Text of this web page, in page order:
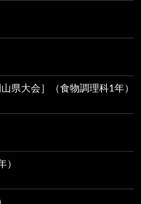
県大会］（食物調理科1年）